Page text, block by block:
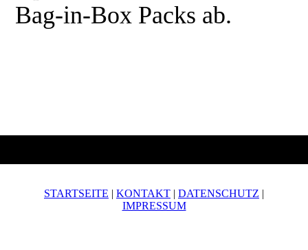
Bag-in-Box Packs ab.
STARTSEITE | KONTAKT | DATEN­SCHUTZ |
IMPRESSUM